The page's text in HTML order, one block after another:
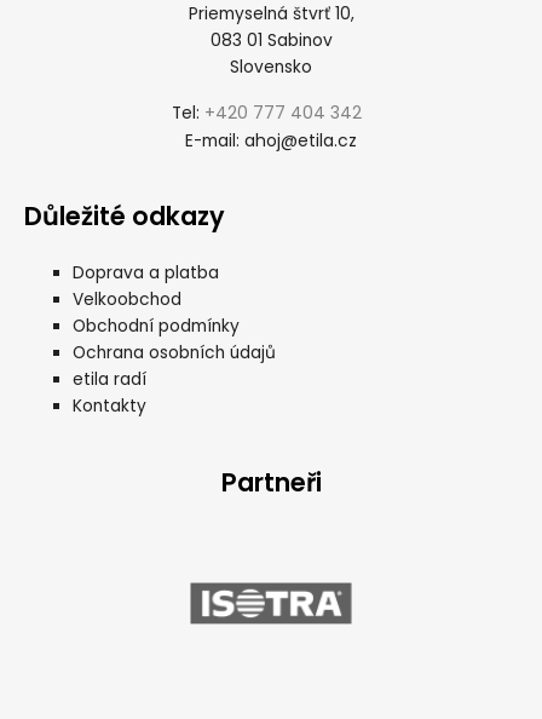
Priemyselná štvrť 10,
083 01 Sabinov
Slovensko
Tel: +420 777 404 342
E-mail: ahoj@etila.cz
Důležité odkazy
Doprava a platba
Velkoobchod
Obchodní podmínky
Ochrana osobních údajů
etila radí
Kontakty
Partneři